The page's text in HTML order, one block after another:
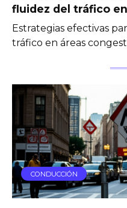
fluidez del tráfico
Estrategias efectivas
tráfico en áreas
CONDUCCIÓN